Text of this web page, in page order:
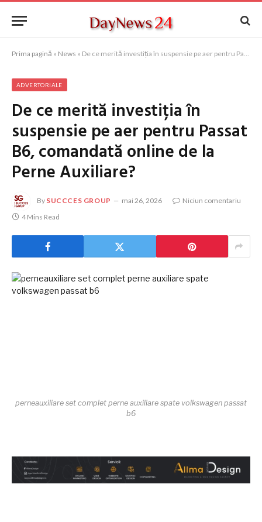
Prima pagină » News » De ce merită investiția în suspensie pe aer pentru Passat B6, comandată online de la Perne Auxiliare?
ADVERTORIALE
De ce merită investiția în
suspensie pe aer pentru Passat
B6, comandată online de la
Perne Auxiliare?
By SUCCCES GROUP mai 26, 2026
Niciun comentariu
4 Mins Read
perneauxiliare set complet perne auxiliare spate volkswagen passat
b6